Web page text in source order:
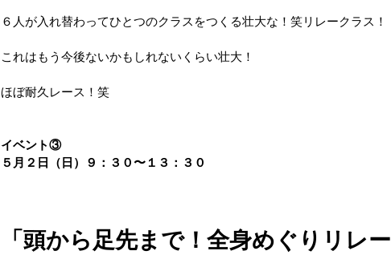
６人が入れ替わってひとつのクラスをつくる壮大な！笑リレークラス！
これはもう今後ないかもしれないくらい壮大！
ほぼ耐久レース！笑
イベント③
５月２日（日）９：３０〜１３：３０
「頭から足先まで！全身めぐりリレー